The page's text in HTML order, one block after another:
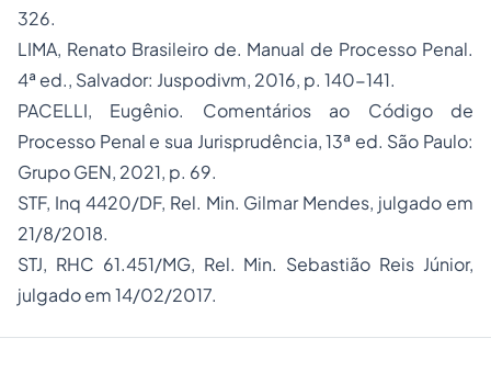
326.
LIMA, Renato Brasileiro de. Manual de Processo Penal.
4ª ed., Salvador: Juspodivm, 2016, p. 140-141.
PACELLI, Eugênio. Comentários ao Código de
Processo Penal e sua Jurisprudência, 13ª ed. São Paulo:
Grupo GEN, 2021, p. 69.
STF, Inq 4420/DF, Rel. Min. Gilmar Mendes, julgado em
21/8/2018.
STJ, RHC 61.451/MG, Rel. Min. Sebastião Reis Júnior,
julgado em 14/02/2017.